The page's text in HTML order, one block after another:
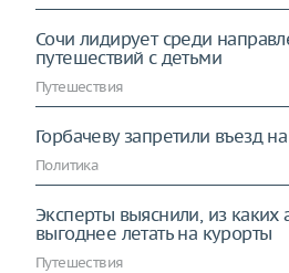
Сочи лидирует среди
путешествий с детьми
Путешествия
Горбачеву запретили въезд
Политика
Эксперты выяснили, из
выгоднее летать на курорты
Путешествия